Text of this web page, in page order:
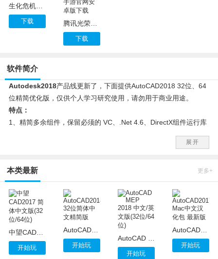
生化危机MAX变态版下载|生化危机MAXBT修改版下载
下载 腾讯光荣使命使命行动手游下载|腾讯光荣使命使命行动手游官网安卓版下载
下载
软件简介
Autodesk2018产品线更新了，下面提供AutoCAD2018 32位、64
位精简优化版，仅供个人学习研究使用，请勿用于商业用途。
特点：
1、精简多余组件，保留必须的 VC、.Net 4.6、DirectX组件运行库
可以 工具--工作空间，选择“草图与注释”界面
4、自定有设置好布局的背景颜色为黑色、调整鼠标指针为全屏，
不启动欢迎界面，加快启动速度;
5、屏蔽并删除AutoCAD通讯中心，防止AutoCAD给Autodesk服务
器发送你的IP地址及机器信息;
6、屏蔽AutoCADFTP中心，防崩溃;
7、快捷方式名为“AutoCAD 2018”
8、默认保存格式为2004版DWG文件
展开
本类最新 更多+
中望CAD2017 简体中文版(32位/64位)
开始玩
AutoCAD2018 32位简体中文精简版
开始玩
开始玩
AutoCAD2017 Mac中文汉化包 最新版
开始玩